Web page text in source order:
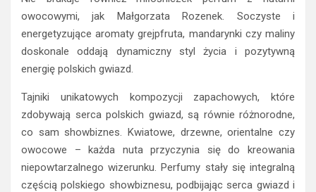
owocowymi, jak Małgorzata Rozenek. Soczyste i
energetyzujące aromaty grejpfruta, mandarynki czy maliny
doskonale oddają dynamiczny styl życia i pozytywną
energię polskich gwiazd.
Tajniki unikatowych kompozycji zapachowych, które
zdobywają serca polskich gwiazd, są równie różnorodne,
co sam showbiznes. Kwiatowe, drzewne, orientalne czy
owocowe – każda nuta przyczynia się do kreowania
niepowtarzalnego wizerunku. Perfumy stały się integralną
częścią polskiego showbiznesu, podbijając serca gwiazd i